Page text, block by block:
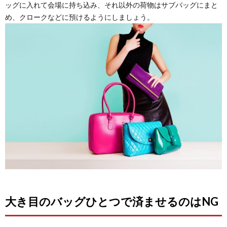
ッグに入れて会場に持ち込み、それ以外の荷物はサブバッグにまと
め、クロークなどに預けるようにしましょう。
大き目のバッグひとつで済ませるのはNG